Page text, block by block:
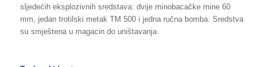
sljedećih eksplozivnih sredstava: dvije minobacačke mine 60
mm, jedan trotilski metak TM 500 i jedna ručna bomba. Sredstva
su smještena u magacin do uništavanja.